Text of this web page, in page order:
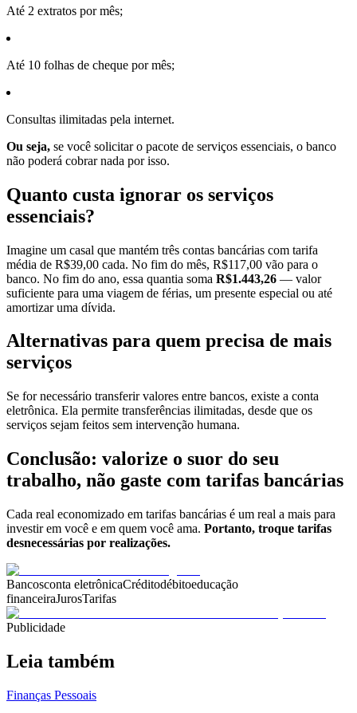
Até 2 extratos por mês;
Até 10 folhas de cheque por mês;
Consultas ilimitadas pela internet.
Ou seja, se você solicitar o pacote de serviços essenciais, o banco
não poderá cobrar nada por isso.
Quanto custa ignorar os serviços
essenciais?
Imagine um casal que mantém três contas bancárias com tarifa
média de R$39,00 cada. No fim do mês, R$117,00 vão para o
banco. No fim do ano, essa quantia soma R$1.443,26 — valor
suficiente para uma viagem de férias, um presente especial ou até
amortizar uma dívida.
Alternativas para quem precisa de mais
serviços
Se for necessário transferir valores entre bancos, existe a conta
eletrônica. Ela permite transferências ilimitadas, desde que os
serviços sejam feitos sem intervenção humana.
Conclusão: valorize o suor do seu
trabalho, não gaste com tarifas bancárias
Cada real economizado em tarifas bancárias é um real a mais para
investir em você e em quem você ama. Portanto, troque tarifas
desnecessárias por realizações.
Bancosconta eletrônicaCréditodébitoeducação
financeiraJurosTarifas
Publicidade
Leia também
Finanças Pessoais